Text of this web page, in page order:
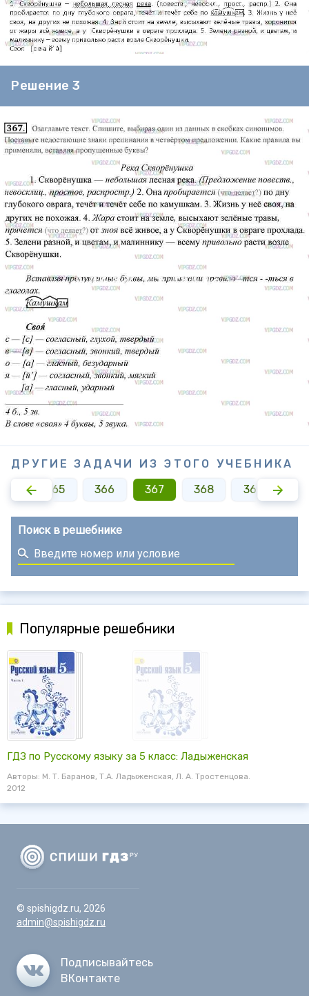
Решение 3
ДРУГИЕ ЗАДАЧИ ИЗ ЭТОГО УЧЕБНИКА
365 366 367 368 369
Поиск в решебнике
Популярные решебники
ГДЗ по Русскому языку за 5 класс: Ладыженская
Авторы: М. Т. Баранов, Т.А. Ладыженская, Л. А. Тростенцова.
2012
© spishigdz.ru, 2026
admin@spishigdz.ru
Подписывайтесь
ВКонтакте